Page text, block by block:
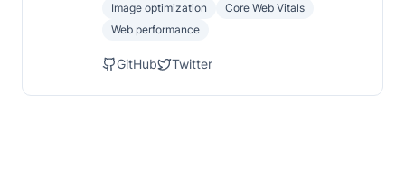
Image optimization
Core Web Vitals
Web performance
GitHub Twitter